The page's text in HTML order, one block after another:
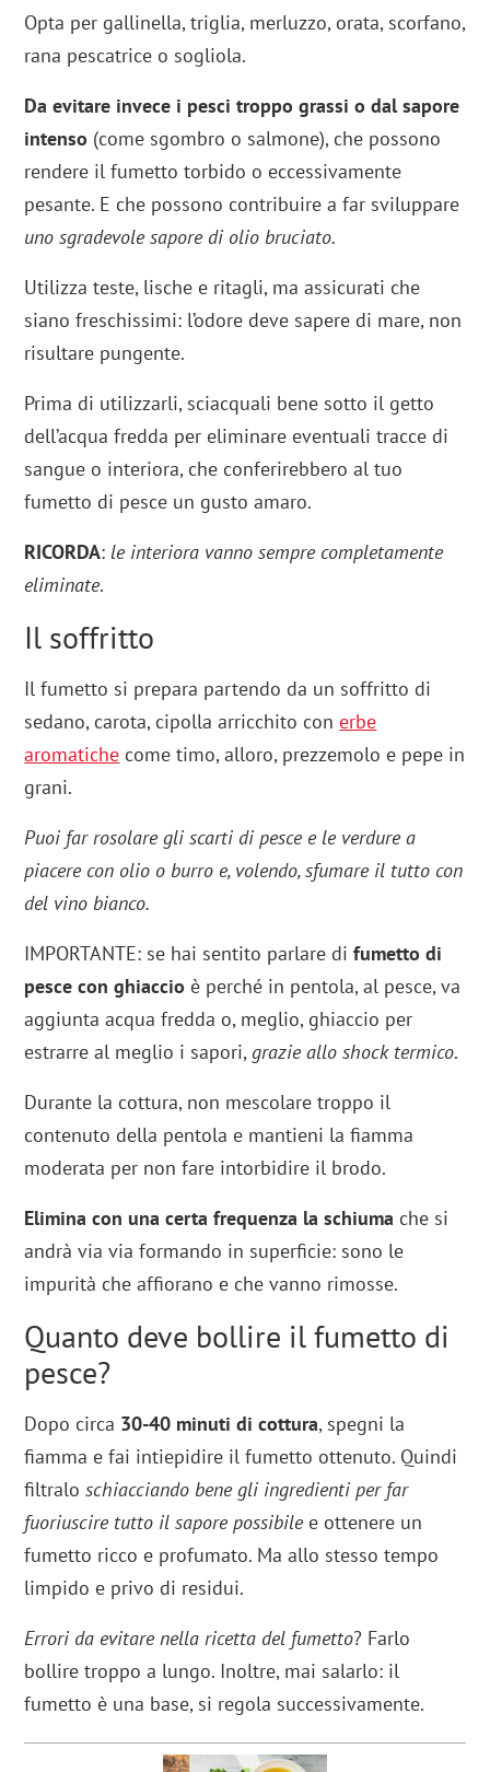
Opta per gallinella, triglia, merluzzo, orata, scorfano,
rana pescatrice o sogliola.
Da evitare invece i pesci troppo grassi o dal sapore
intenso (come sgombro o salmone), che possono
rendere il fumetto torbido o eccessivamente
pesante. E che possono contribuire a far sviluppare
uno sgradevole sapore di olio bruciato.
Utilizza teste, lische e ritagli, ma assicurati che
siano freschissimi: l’odore deve sapere di mare, non
risultare pungente.
Prima di utilizzarli, sciacquali bene sotto il getto
dell’acqua fredda per eliminare eventuali tracce di
sangue o interiora, che conferirebbero al tuo
fumetto di pesce un gusto amaro.
RICORDA: le interiora vanno sempre completamente
eliminate.
Il soffritto
Il fumetto si prepara partendo da un soffritto di
sedano, carota, cipolla arricchito conerbe
aromatiche come timo, alloro, prezzemolo e pepe in
grani.
Puoi far rosolare gli scarti di pesce e le verdure a
piacere con olio o burro e, volendo, sfumare il tutto con
del vino bianco.
IMPORTANTE: se hai sentito parlare difumetto di
pesce con ghiaccio è perché in pentola, al pesce, va
aggiunta acqua fredda o, meglio, ghiaccio per
estrarre al meglio i sapori, grazie allo shock termico.
Durante la cottura, non mescolare troppo il
contenuto della pentola e mantieni la fiamma
moderata per non fare intorbidire il brodo.
Elimina con una certa frequenza la schiuma che si
andrà via via formando in superficie: sono le
impurità che affiorano e che vanno rimosse.
Quanto deve bollire il fumetto di
pesce?
Dopo circa 30-40 minuti di cottura, spegni la
fiamma e fai intiepidire il fumetto ottenuto. Quindi
filtraloschiacciando bene gli ingredienti per far
fuoriuscire tutto il sapore possibilee ottenere un
fumetto ricco e profumato. Ma allo stesso tempo
limpido e privo di residui.
Errori da evitare nella ricetta del fumetto? Farlo
bollire troppo a lungo. Inoltre, mai salarlo: il
fumetto è una base, si regola successivamente.